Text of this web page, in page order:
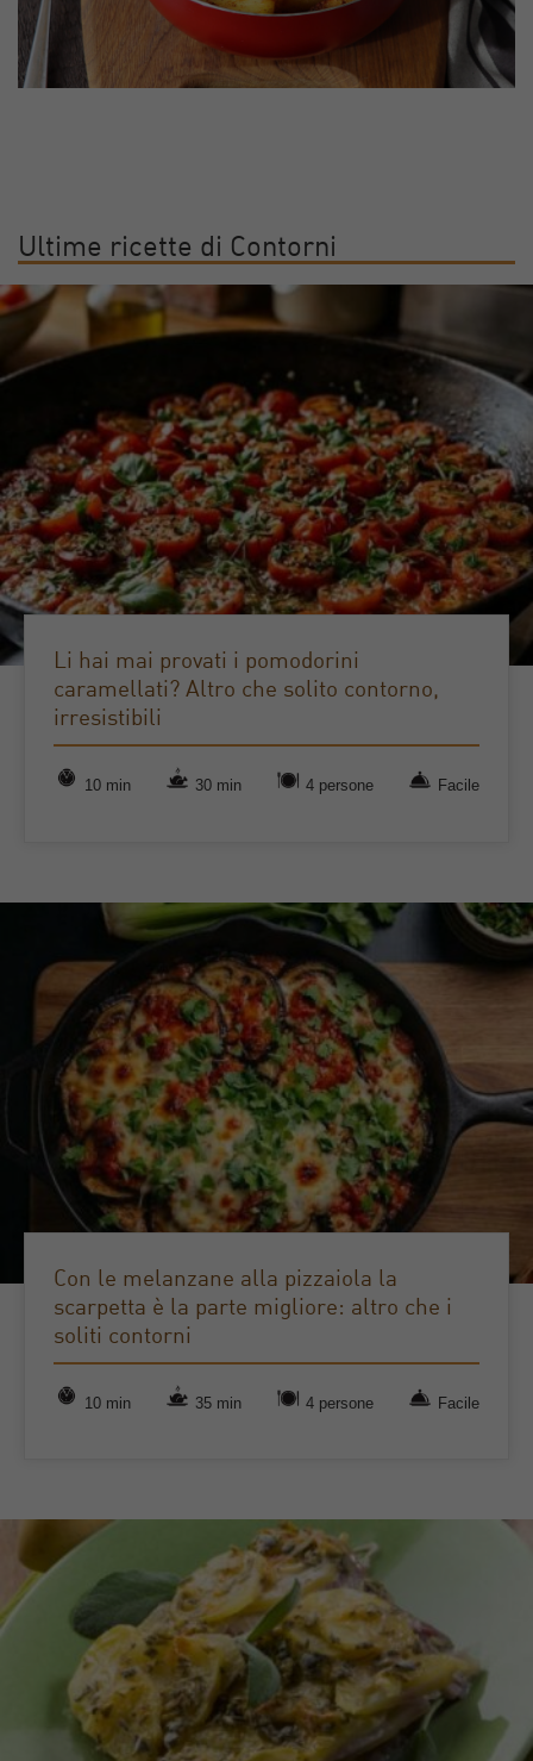
Ultime ricette di Contorni
Li hai mai provati i pomodorini
caramellati? Altro che solito contorno,
irresistibili
10 min 30 min 4 persone Facile
Con le melanzane alla pizzaiola la
scarpetta è la parte migliore: altro che i
soliti contorni
10 min 35 min 4 persone Facile